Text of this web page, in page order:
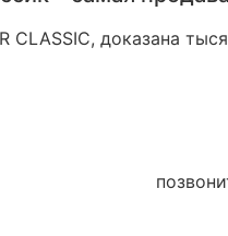
CLASSIC, доказана